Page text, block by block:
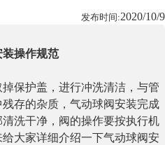
发布时间:2020/10/9
操作规范
保护盖，进行冲洗清洁，与管
存的杂质，气动球阀安装完成
洗干净，阀的操作要按执行机
大家详细介绍一下气动球阀安